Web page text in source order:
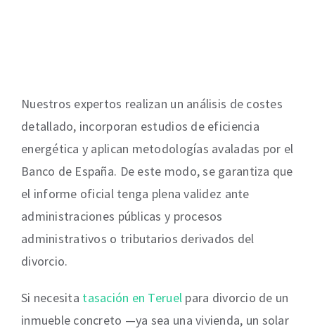
Nuestros expertos realizan un análisis de costes
detallado, incorporan estudios de eficiencia
energética y aplican metodologías avaladas por el
Banco de España. De este modo, se garantiza que
el informe oficial tenga plena validez ante
administraciones públicas y procesos
administrativos o tributarios derivados del
divorcio.
Si necesita tasación en Teruel para divorcio de un
inmueble concreto —ya sea una vivienda, un solar